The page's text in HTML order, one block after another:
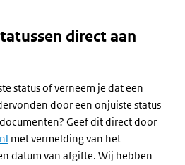
direct aan
status of verneem je dat een
door een onjuiste status
Geef dit direct door
met vermelding van het
datum van afgifte. Wij hebben